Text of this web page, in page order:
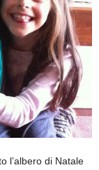
l’albero di Natale